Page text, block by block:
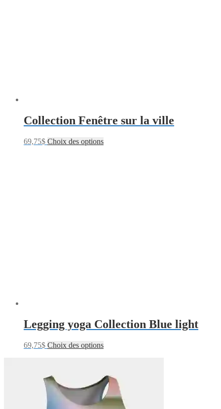
Collection Fenêtre sur la ville
69,75$ Choix des options
Legging yoga Collection Blue light
69,75$ Choix des options